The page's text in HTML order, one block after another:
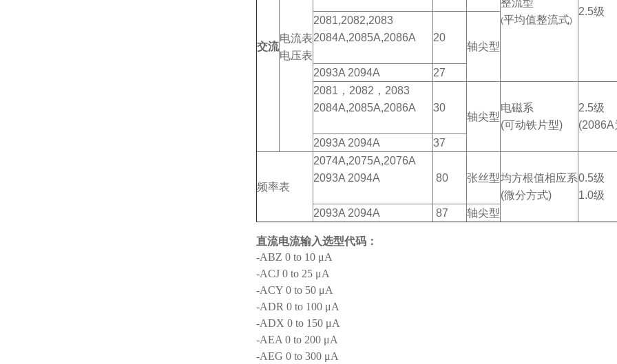
交流
电流表
电压表
整流型
(平均值整流式)
2.5级
2081,2082,2083
2084A,2085A,2086A
20
轴尖型
2093A 2094A
27
2081，2082，2083
2084A,2085A,2086A
30
轴尖型
电磁系
(可动铁片型)
2.5级
(2086A
2093A 2094A 37
频率表
2074A,2075A,2076A
2093A 2094A
80 张丝型均方根值相应系
(微分方式)
0.5级
1.0级
2093A 2094A 87 轴尖型
直流电流输入选型代码：
-ABZ 0 to 10 μA
-ACJ 0 to 25 μA
-ACY 0 to 50 μA
-ADR 0 to 100 μA
-ADX 0 to 150 μA
-AEA 0 to 200 μA
-AEG 0 to 300 μA